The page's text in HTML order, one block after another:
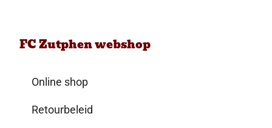
FC Zutphen webshop
Online shop
Retourbeleid